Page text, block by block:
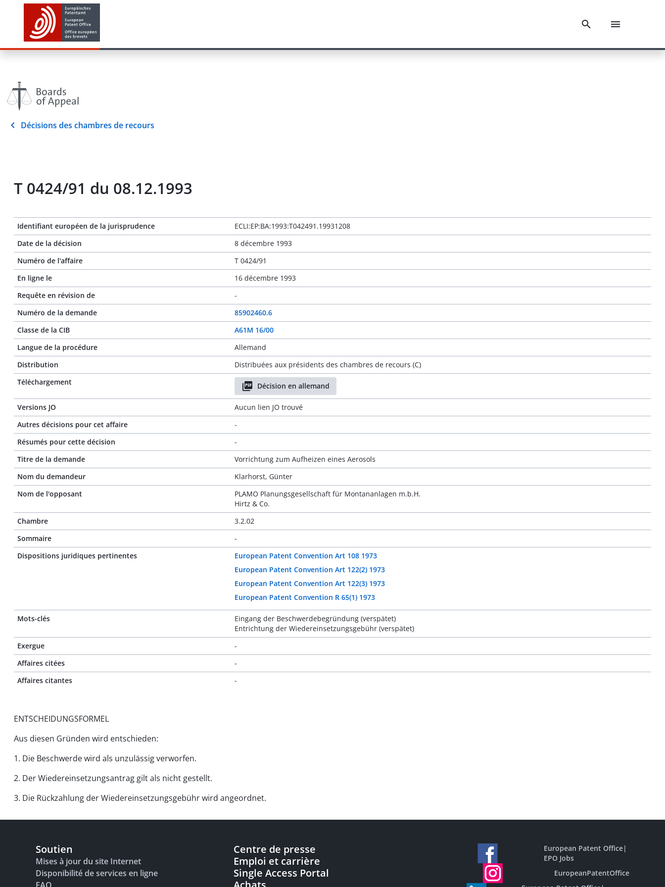
Décisions des chambres de recours
T 0424/91 du 08.12.1993
Identifiant européen de la jurisprudence
ECLI:EP:BA:1993:T042491.19931208
Date de la décision
8 décembre 1993
Numéro de l'affaire
T 0424/91
En ligne le
16 décembre 1993
Requête en révision de
-
Numéro de la demande
85902460.6
Classe de la CIB
A61M 16/00
Langue de la procédure
Allemand
Distribution
Distribuées aux présidents des chambres de recours (C)
Téléchargement
Décision en allemand
Versions JO
Aucun lien JO trouvé
Autres décisions pour cet affaire
-
Résumés pour cette décision
-
Titre de la demande
Vorrichtung zum Aufheizen eines Aerosols
Nom du demandeur
Klarhorst, Günter
Nom de l'opposant
PLAMO Planungsgesellschaft für Montananlagen m.b.H.
Hirtz & Co.
Chambre
3.2.02
Sommaire
-
Dispositions juridiques pertinentes
European Patent Convention Art 108 1973
European Patent Convention Art 122(2) 1973
European Patent Convention Art 122(3) 1973
European Patent Convention R 65(1) 1973
Mots-clés
Eingang der Beschwerdebegründung (verspätet)
Entrichtung der Wiedereinsetzungsgebühr (verspätet)
Exergue
-
Affaires citées
-
Affaires citantes
-
ENTSCHEIDUNGSFORMEL
Aus diesen Gründen wird entschieden:
1. Die Beschwerde wird als unzulässig verworfen.
2. Der Wiedereinsetzungsantrag gilt als nicht gestellt.
3. Die Rückzahlung der Wiedereinsetzungsgebühr wird angeordnet.
Soutien
Mises à jour du site Internet
Disponibilité de services en ligne
Centre de presse
Emploi et carrière
Single Access Portal
European Patent Office|
EPO Jobs
EuropeanPatentOffice